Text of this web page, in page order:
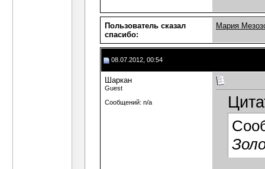
Пользователь сказал
cпасибо:
Мария
08.07.2012, 00:54
Шаркан
Guest
Сообщений: n/a